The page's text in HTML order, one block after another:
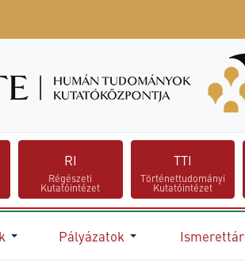
RI
Régészeti
Kutatóintézet
TTI
Történettudományi
Kutatóintézet
Pályázatok Ismerettár